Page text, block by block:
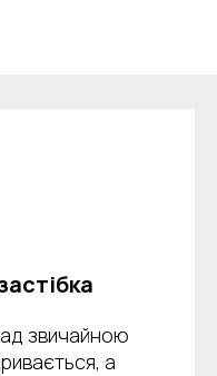
звичайною
а